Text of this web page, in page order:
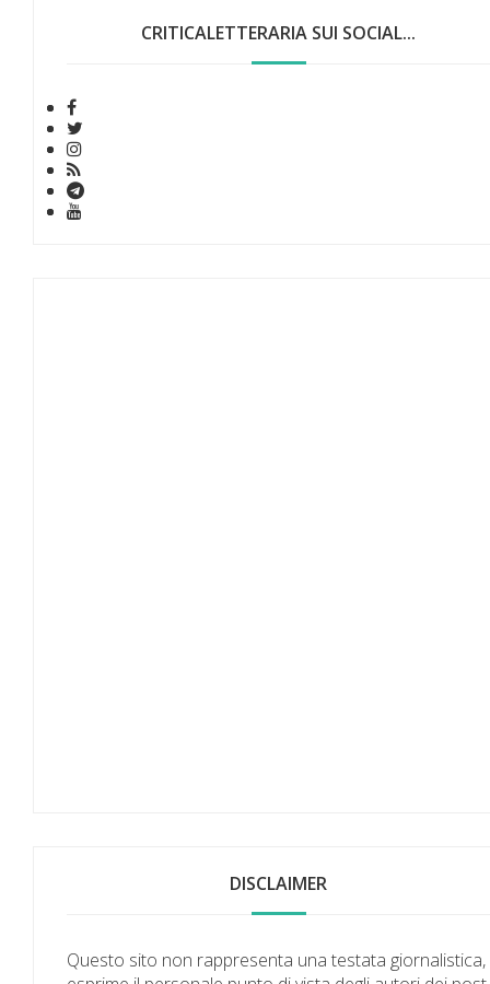
CRITICALETTERARIA SUI SOCIAL...
DISCLAIMER
Questo sito non rappresenta una testata giornalistica,